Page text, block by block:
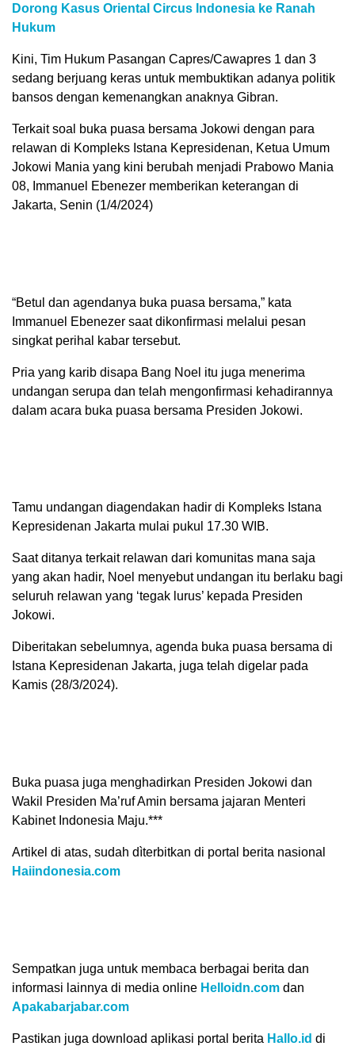
Dorong Kasus Oriental Circus Indonesia ke Ranah
Hukum
Kini, Tim Hukum Pasangan Capres/Cawapres 1 dan 3
sedang berjuang keras untuk membuktikan adanya politik
bansos dengan kemenangkan anaknya Gibran.
Terkait soal buka puasa bersama Jokowi dengan para
relawan di Kompleks Istana Kepresidenan, Ketua Umum
Jokowi Mania yang kini berubah menjadi Prabowo Mania
08, Immanuel Ebenezer memberikan keterangan di
Jakarta, Senin (1/4/2024)
“Betul dan agendanya buka puasa bersama,” kata
Immanuel Ebenezer saat dikonfirmasi melalui pesan
singkat perihal kabar tersebut.
Pria yang karib disapa Bang Noel itu juga menerima
undangan serupa dan telah mengonfirmasi kehadirannya
dalam acara buka puasa bersama Presiden Jokowi.
Tamu undangan diagendakan hadir di Kompleks Istana
Kepresidenan Jakarta mulai pukul 17.30 WIB.
Saat ditanya terkait relawan dari komunitas mana saja
yang akan hadir, Noel menyebut undangan itu berlaku bagi
seluruh relawan yang ‘tegak lurus’ kepada Presiden
Jokowi.
Diberitakan sebelumnya, agenda buka puasa bersama di
Istana Kepresidenan Jakarta, juga telah digelar pada
Kamis (28/3/2024).
Buka puasa juga menghadirkan Presiden Jokowi dan
Wakil Presiden Ma’ruf Amin bersama jajaran Menteri
Kabinet Indonesia Maju.***
Artikel di atas, sudah dìterbitkan di portal berita nasional
Haiindonesia.com
Sempatkan juga untuk membaca berbagai berita dan
informasi lainnya di media online Helloidn.com dan
Apakabarjabar.com
Pastikan juga download aplikasi portal berita Hallo.id di